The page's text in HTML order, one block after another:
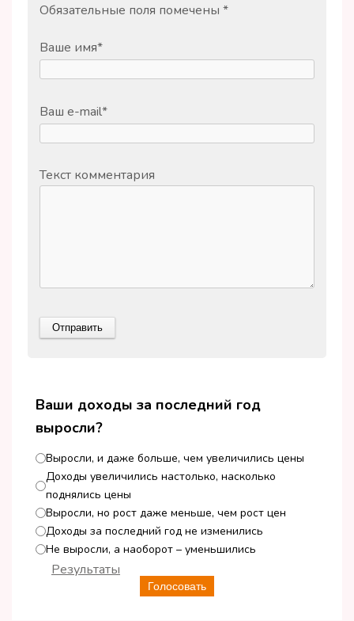
Обязательные поля помечены *
Ваше имя*
Ваш e-mail*
Текст комментария
Ваши доходы за последний год
выросли?
Выросли, и даже больше, чем увеличились цены
Доходы увеличились настолько, насколько
поднялись цены
Выросли, но рост даже меньше, чем рост цен
Доходы за последний год не изменились
Не выросли, а наоборот – уменьшились
Голосовать
Результаты